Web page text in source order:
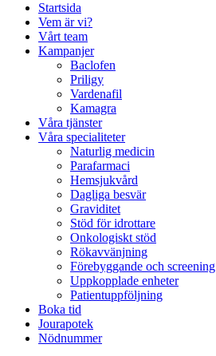
Startsida
Vem är vi?
Vårt team
Kampanjer
Baclofen
Priligy
Vardenafil
Kamagra
Våra tjänster
Våra specialiteter
Naturlig medicin
Parafarmaci
Hemsjukvård
Dagliga besvär
Graviditet
Stöd för idrottare
Onkologiskt stöd
Rökavvänjning
Förebyggande och screening
Uppkopplade enheter
Patientuppföljning
Boka tid
Jourapotek
Nödnummer